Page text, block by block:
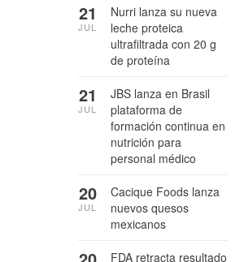
Nurri lanza su nueva
leche proteica
ultrafiltrada con 20 g
de proteína
21
JUL
JBS lanza en Brasil
plataforma de
formación continua en
nutrición para
personal médico
21
JUL
Cacique Foods lanza
nuevos quesos
mexicanos
20
JUL
FDA retracta resultado